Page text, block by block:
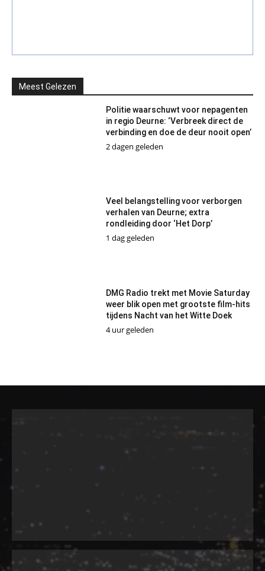
Meest Gelezen
Politie waarschuwt voor nepagenten
in regio Deurne: ‘Verbreek direct de
verbinding en doe de deur nooit open’
2 dagen geleden
Veel belangstelling voor verborgen
verhalen van Deurne; extra
rondleiding door ‘Het Dorp’
1 dag geleden
DMG Radio trekt met Movie Saturday
weer blik open met grootste film-hits
tijdens Nacht van het Witte Doek
4 uur geleden